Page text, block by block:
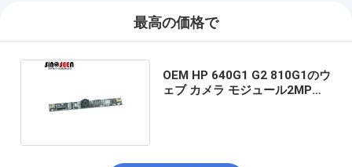
最高の価格で
OEM HP 640G1 G2 810G1のウ
ェブ カメラ モジュール2MP